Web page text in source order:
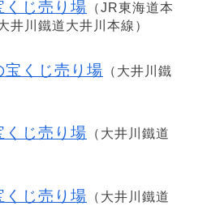
くじ売り場 （JR東海道本
井川鐵道大井川本線）
宝くじ売り場 （大井川鐵
くじ売り場 （大井川鐵道
くじ売り場 （大井川鐵道